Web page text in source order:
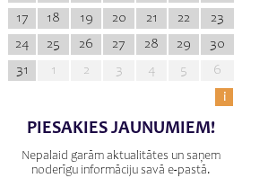
17
18 19 20 21 22
23
24
25 26 27 28 29
30
31
1 2 3 4 5
6
i
PIESAKIES JAUNUMIEM!
Nepalaid garām aktualitātes un saņem
noderīgu informāciju savā e-pastā.